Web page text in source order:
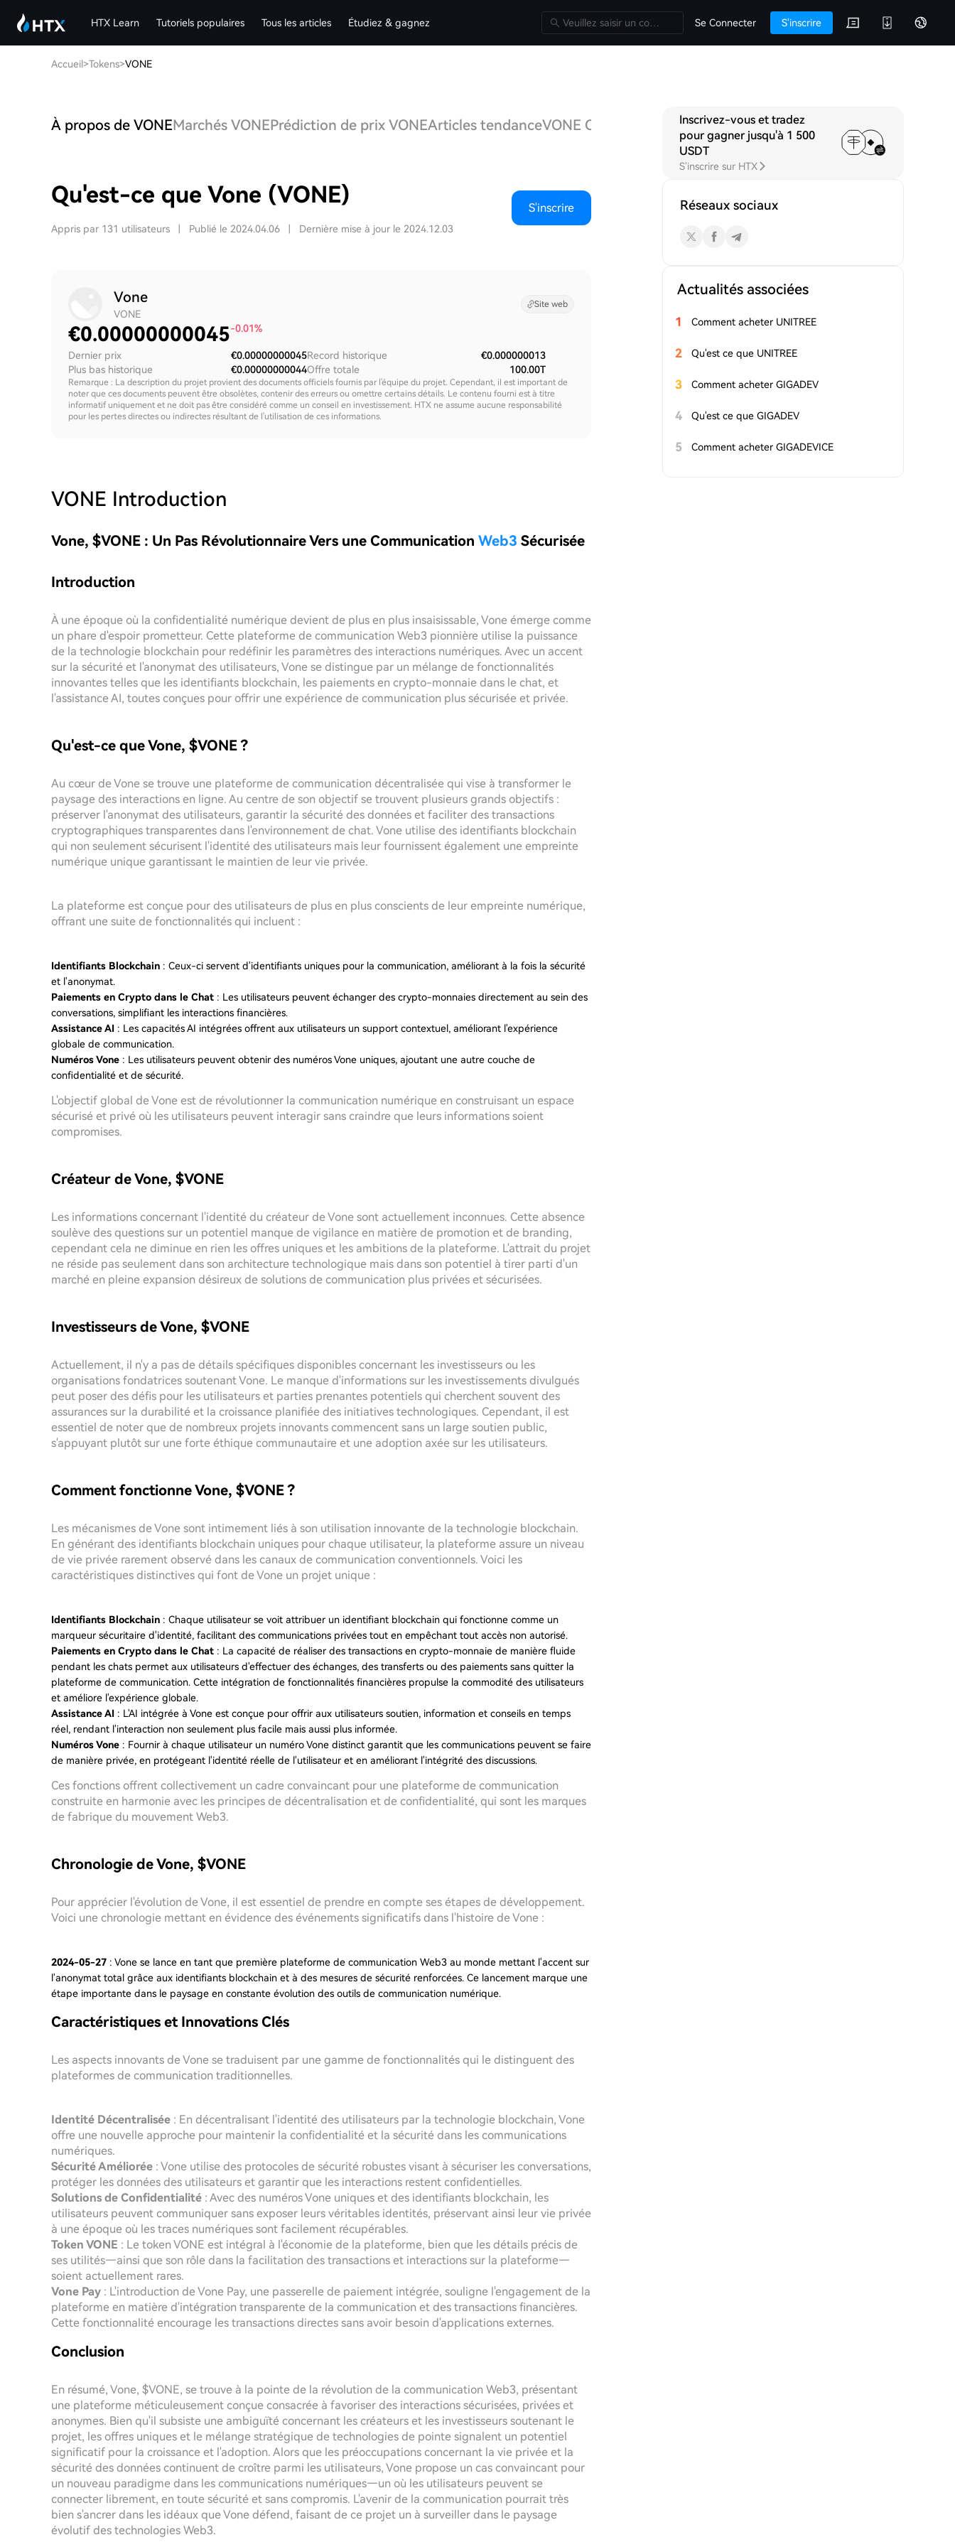
HTX Learn Tutoriels populaires Tous les articles Étudiez & gagnez Se Connecter S'inscrire
Accueil>Tokens>VONE
À propos de VONEMarchés VONEPrédiction de prix VONEArticles tendanceVONE Q&A Discussions
Qu'est-ce que Vone (VONE)
Appris par 131 utilisateurs Publié le 2024.04.06 Dernière mise à jour le 2024.12.03
S'inscrire
Vone
VONE
Site web
€0.00000000045-0.01%
Dernier prix
€0.00000000045
Plus bas historique
€0.00000000044
Record historique
€0.000000013
Offre totale
100.00T
Remarque : La description du projet provient des documents officiels fournis par l'équipe du projet. Cependant, il est important de
noter que ces documents peuvent être obsolètes, contenir des erreurs ou omettre certains détails. Le contenu fourni est à titre
informatif uniquement et ne doit pas être considéré comme un conseil en investissement. HTX ne assume aucune responsabilité
pour les pertes directes ou indirectes résultant de l'utilisation de ces informations.
VONE Introduction
Vone, $VONE : Un Pas Révolutionnaire Vers une Communication Web3 Sécurisée
Introduction
À une époque où la confidentialité numérique devient de plus en plus insaisissable, Vone émerge comme
un phare d'espoir prometteur. Cette plateforme de communication Web3 pionnière utilise la puissance
de la technologie blockchain pour redéfinir les paramètres des interactions numériques. Avec un accent
sur la sécurité et l'anonymat des utilisateurs, Vone se distingue par un mélange de fonctionnalités
innovantes telles que les identifiants blockchain, les paiements en crypto-monnaie dans le chat, et
l'assistance AI, toutes conçues pour offrir une expérience de communication plus sécurisée et privée.
Qu'est-ce que Vone, $VONE ?
Au cœur de Vone se trouve une plateforme de communication décentralisée qui vise à transformer le
paysage des interactions en ligne. Au centre de son objectif se trouvent plusieurs grands objectifs :
préserver l'anonymat des utilisateurs, garantir la sécurité des données et faciliter des transactions
cryptographiques transparentes dans l'environnement de chat. Vone utilise des identifiants blockchain
qui non seulement sécurisent l'identité des utilisateurs mais leur fournissent également une empreinte
numérique unique garantissant le maintien de leur vie privée.
La plateforme est conçue pour des utilisateurs de plus en plus conscients de leur empreinte numérique,
offrant une suite de fonctionnalités qui incluent :
Identifiants Blockchain : Ceux-ci servent d'identifiants uniques pour la communication, améliorant à la fois la sécurité
et l'anonymat.
Paiements en Crypto dans le Chat : Les utilisateurs peuvent échanger des crypto-monnaies directement au sein des
conversations, simplifiant les interactions financières.
Assistance AI : Les capacités AI intégrées offrent aux utilisateurs un support contextuel, améliorant l'expérience
globale de communication.
Numéros Vone : Les utilisateurs peuvent obtenir des numéros Vone uniques, ajoutant une autre couche de
confidentialité et de sécurité.
L'objectif global de Vone est de révolutionner la communication numérique en construisant un espace
sécurisé et privé où les utilisateurs peuvent interagir sans craindre que leurs informations soient
compromises.
Créateur de Vone, $VONE
Les informations concernant l'identité du créateur de Vone sont actuellement inconnues. Cette absence
soulève des questions sur un potentiel manque de vigilance en matière de promotion et de branding,
cependant cela ne diminue en rien les offres uniques et les ambitions de la plateforme. L'attrait du projet
ne réside pas seulement dans son architecture technologique mais dans son potentiel à tirer parti d'un
marché en pleine expansion désireux de solutions de communication plus privées et sécurisées.
Investisseurs de Vone, $VONE
Actuellement, il n'y a pas de détails spécifiques disponibles concernant les investisseurs ou les
organisations fondatrices soutenant Vone. Le manque d'informations sur les investissements divulgués
peut poser des défis pour les utilisateurs et parties prenantes potentiels qui cherchent souvent des
assurances sur la durabilité et la croissance planifiée des initiatives technologiques. Cependant, il est
essentiel de noter que de nombreux projets innovants commencent sans un large soutien public,
s'appuyant plutôt sur une forte éthique communautaire et une adoption axée sur les utilisateurs.
Comment fonctionne Vone, $VONE ?
Les mécanismes de Vone sont intimement liés à son utilisation innovante de la technologie blockchain.
En générant des identifiants blockchain uniques pour chaque utilisateur, la plateforme assure un niveau
de vie privée rarement observé dans les canaux de communication conventionnels. Voici les
caractéristiques distinctives qui font de Vone un projet unique :
Identifiants Blockchain : Chaque utilisateur se voit attribuer un identifiant blockchain qui fonctionne comme un
marqueur sécuritaire d'identité, facilitant des communications privées tout en empêchant tout accès non autorisé.
Paiements en Crypto dans le Chat : La capacité de réaliser des transactions en crypto-monnaie de manière fluide
pendant les chats permet aux utilisateurs d'effectuer des échanges, des transferts ou des paiements sans quitter la
plateforme de communication. Cette intégration de fonctionnalités financières propulse la commodité des utilisateurs
et améliore l'expérience globale.
Assistance AI : L'AI intégrée à Vone est conçue pour offrir aux utilisateurs soutien, information et conseils en temps
réel, rendant l'interaction non seulement plus facile mais aussi plus informée.
Numéros Vone : Fournir à chaque utilisateur un numéro Vone distinct garantit que les communications peuvent se faire
de manière privée, en protégeant l'identité réelle de l'utilisateur et en améliorant l'intégrité des discussions.
Ces fonctions offrent collectivement un cadre convaincant pour une plateforme de communication
construite en harmonie avec les principes de décentralisation et de confidentialité, qui sont les marques
de fabrique du mouvement Web3.
Chronologie de Vone, $VONE
Pour apprécier l'évolution de Vone, il est essentiel de prendre en compte ses étapes de développement.
Voici une chronologie mettant en évidence des événements significatifs dans l'histoire de Vone :
2024-05-27 : Vone se lance en tant que première plateforme de communication Web3 au monde mettant l'accent sur
l'anonymat total grâce aux identifiants blockchain et à des mesures de sécurité renforcées. Ce lancement marque une
étape importante dans le paysage en constante évolution des outils de communication numérique.
Caractéristiques et Innovations Clés
Les aspects innovants de Vone se traduisent par une gamme de fonctionnalités qui le distinguent des
plateformes de communication traditionnelles.
Identité Décentralisée : En décentralisant l'identité des utilisateurs par la technologie blockchain, Vone
offre une nouvelle approche pour maintenir la confidentialité et la sécurité dans les communications
numériques.
Sécurité Améliorée : Vone utilise des protocoles de sécurité robustes visant à sécuriser les conversations,
protéger les données des utilisateurs et garantir que les interactions restent confidentielles.
Solutions de Confidentialité : Avec des numéros Vone uniques et des identifiants blockchain, les
utilisateurs peuvent communiquer sans exposer leurs véritables identités, préservant ainsi leur vie privée
à une époque où les traces numériques sont facilement récupérables.
Token VONE : Le token VONE est intégral à l'économie de la plateforme, bien que les détails précis de
ses utilités—ainsi que son rôle dans la facilitation des transactions et interactions sur la plateforme—
soient actuellement rares.
Vone Pay : L'introduction de Vone Pay, une passerelle de paiement intégrée, souligne l'engagement de la
plateforme en matière d'intégration transparente de la communication et des transactions financières.
Cette fonctionnalité encourage les transactions directes sans avoir besoin d'applications externes.
Conclusion
En résumé, Vone, $VONE, se trouve à la pointe de la révolution de la communication Web3, présentant
une plateforme méticuleusement conçue consacrée à favoriser des interactions sécurisées, privées et
anonymes. Bien qu'il subsiste une ambiguïté concernant les créateurs et les investisseurs soutenant le
projet, les offres uniques et le mélange stratégique de technologies de pointe signalent un potentiel
significatif pour la croissance et l'adoption. Alors que les préoccupations concernant la vie privée et la
sécurité des données continuent de croître parmi les utilisateurs, Vone propose un cas convaincant pour
un nouveau paradigme dans les communications numériques—un où les utilisateurs peuvent se
connecter librement, en toute sécurité et sans compromis. L'avenir de la communication pourrait très
bien s'ancrer dans les idéaux que Vone défend, faisant de ce projet un à surveiller dans le paysage
évolutif des technologies Web3.
Inscrivez-vous et tradez
pour gagner jusqu'à 1 500
USDT
S'inscrire sur HTX
Réseaux sociaux
Actualités associées
1 Comment acheter UNITREE
2 Qu'est ce que UNITREE
3 Comment acheter GIGADEV
4 Qu'est ce que GIGADEV
5 Comment acheter GIGADEVICE